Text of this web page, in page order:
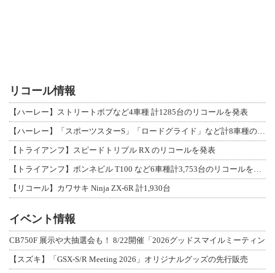
リコール情報
【ハーレー】ストリートボブなど4車種 計1285台のリコールを発表
【ハーレー】「スポーツスターS」「ロードグライド」など計8車種のリコールを発表
【トライアンフ】スピードトリプル RX のリコールを発表
【トライアンフ】ボンネビル T100 など6車種計3,753台のリコールを発表
【リコール】カワサキ Ninja ZX-6R 計1,930台
イベント情報
CB750F 展示や大抽選会も！ 8/22開催「2026グッドスマイルミーティン
【スズキ】「GSX-S/R Meeting 2026」オリジナルグッズの先行販売